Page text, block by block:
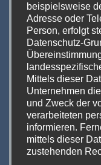
sich auch
zu können.
Auf dem
beispielsweise
Prototypen in
der The Hall of
Prototypen
Verkaufsstart
Quartal 2022
beispielsweise
Adresse oder
Person, erfolgt
Datenschutz-
Mittels dieser
Unternehmen
und Zweck der
verarbeiteten
informieren.
mittels dieser
zustehenden